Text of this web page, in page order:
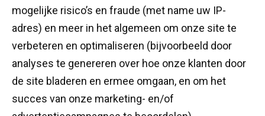
mogelijke risico’s en fraude (met name uw IP-
adres) en meer in het algemeen om onze site te
verbeteren en optimaliseren (bijvoorbeeld door
analyses te genereren over hoe onze klanten door
de site bladeren en ermee omgaan, en om het
succes van onze marketing- en/of